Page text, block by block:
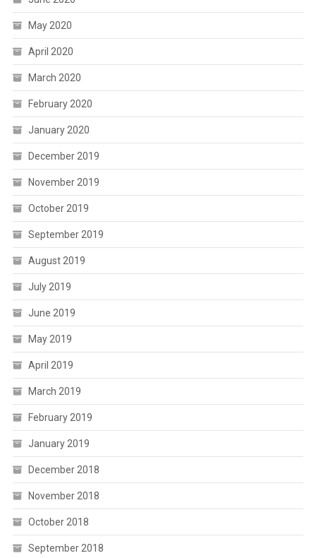
May 2020
April 2020
March 2020
February 2020
January 2020
December 2019
November 2019
October 2019
September 2019
August 2019
July 2019
June 2019
May 2019
April 2019
March 2019
February 2019
January 2019
December 2018
November 2018
October 2018
September 2018